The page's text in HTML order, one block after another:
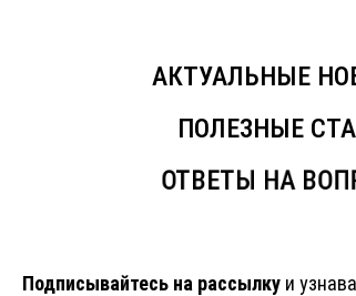
АКТУАЛЬНЫЕ
ПОЛЕЗНЫЕ
ОТВЕТЫ НА
Подписывайтесь на рассылкуи